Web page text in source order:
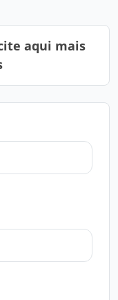
aqui mais